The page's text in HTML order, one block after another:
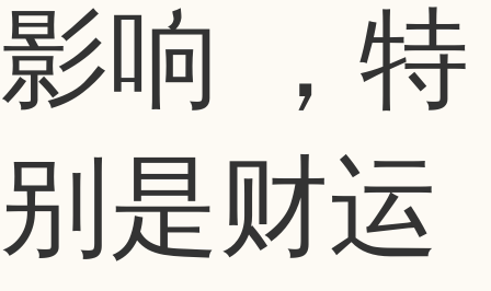
影响 ，特
别是财运